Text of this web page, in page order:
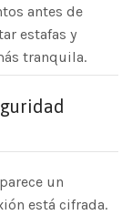
antes de
estafas y
tranquila.
un
está cifrada.